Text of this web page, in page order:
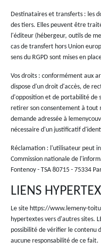
Destinataires et transferts : les
des tiers. Elles peuvent être
l'éditeur (hébergeur, outils de
cas de transfert hors Union
sens du RGPD sont mises en
Vos droits : conformément aux
dispose d'un droit d'accès, de
d'opposition et de portabilité de
retirer son consentement à tout
demande adressée à
nécessaire d'un justificatif
Réclamation : l'utilisateur peut
Commission nationale de
Fontenoy - TSA 80715 - 75334
LIENS
Le site https://www.lemeny-
hypertextes vers d'autres sites.
possibilité de vérifier le contenu
aucune responsabilité de ce fait.